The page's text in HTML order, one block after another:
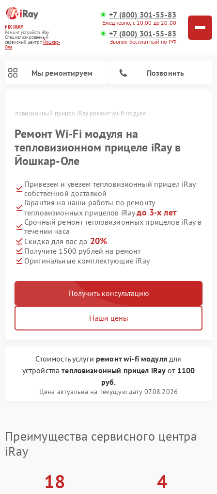
FIX-IRAY
Ремонт устройств iRay
Специализированный
cервисный центр г.Йошкар-
Ола
+7 (800) 301-55-83
Ежедневно, с 10:00 до 20:00
+7 (800) 301-55-83
Звонок бесплатный по РФ
Мы ремонтируем Позвонить
Тепловизионный прицел iRay ремонт wi-fi модуля
Ремонт Wi-Fi модуля на
тепловизионном прицеле iRay в
Йошкар-Оле
Привезем и увезем тепловизионный прицел iRay
собственной доставкой
Гарантия на наши работы по ремонту
тепловизионных прицелов iRayдо 3-х лет
Срочный ремонт тепловизионных прицелов iRay в
течении часа
Скидка для вас до 20%
Получите 1500 рублей на ремонт
Оригинальные комплектующие iRay
Получить консультацию
Наши цены
Стоимость услуги ремонт wi-fi модулядля
устройстватепловизионный прицел iRay от 1100
руб.
Цена актуальна на текущую дату 07.08.2026
Преимущества сервисного центра
iRay
18 4